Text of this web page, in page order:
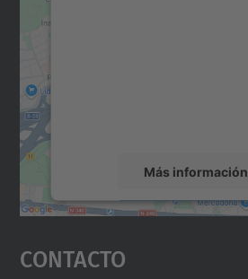
Más información
Aceptar
powered by
Contacto